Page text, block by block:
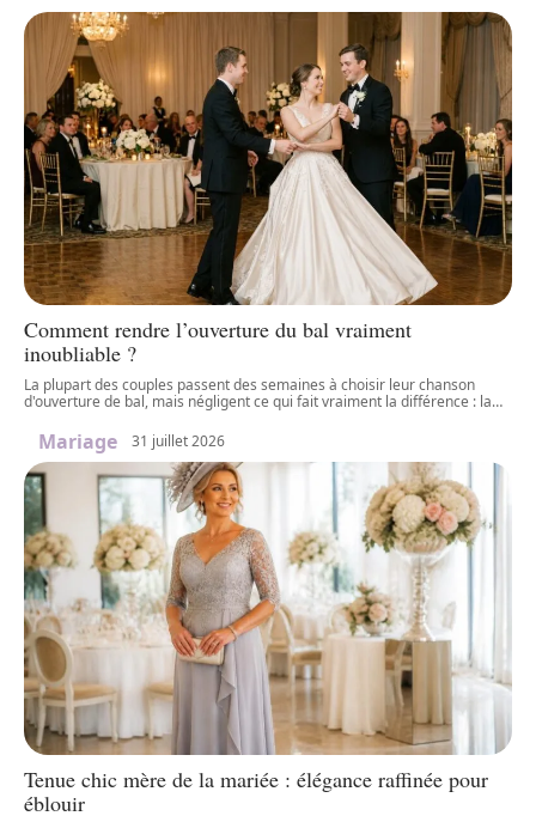
Comment rendre l’ouverture du bal vraiment
inoubliable ?
La plupart des couples passent des semaines à choisir leur chanson
d'ouverture de bal, mais négligent ce qui fait vraiment la différence : la…
Mariage 31 juillet 2026
Tenue chic mère de la mariée : élégance raffinée pour
éblouir